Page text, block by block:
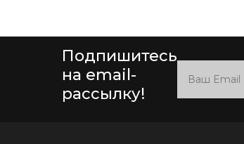
Подпишитесь
на email-
рассылку!